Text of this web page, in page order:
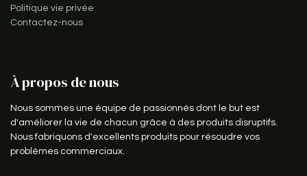
Politique vie privée
Contactez-nous
À propos de nous
Nous sommes une équipe de passionnés dont le but est
d'améliorer la vie de chacun grâce à des produits disruptifs.
Nous fabriquons d'excellents produits pour résoudre vos
problèmes commerciaux.